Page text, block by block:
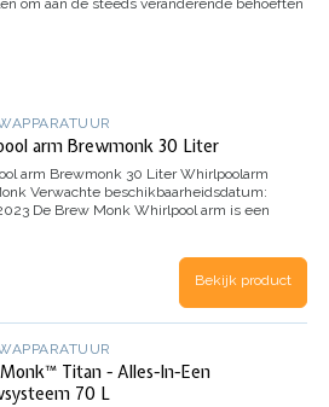
arm Brewmonk 30 Liter
arm Brewmonk 30 Liter Whirlpoolarm
Verwachte beschikbaarheidsdatum:
De Brew Monk Whirlpool arm is een
Bekijk product
Titan - Alles-In-Een
70 L